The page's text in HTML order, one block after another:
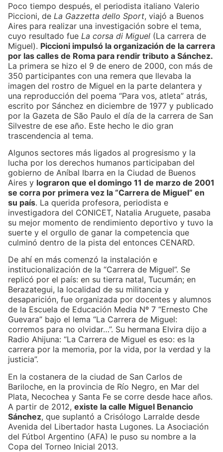
Poco tiempo después, el periodista italiano Valerio
Piccioni, de La Gazzetta dello Sport, viajó a Buenos
Aires para realizar una investigación sobre el tema,
cuyo resultado fue La corsa di Miguel (La carrera de
Miguel). Piccioni impulsó la organización de la carrera
por las calles de Roma para rendir tributo a Sánchez.
La primera se hizo el 9 de enero de 2000, con más de
350 participantes con una remera que llevaba la
imagen del rostro de Miguel en la parte delantera y
una reproducción del poema “Para vos, atleta” atrás,
escrito por Sánchez en diciembre de 1977 y publicado
por la Gazeta de São Paulo el día de la carrera de San
Silvestre de ese año. Este hecho le dio gran
trascendencia al tema.
Algunos sectores más ligados al progresismo y la
lucha por los derechos humanos participaban del
gobierno de Aníbal Ibarra en la Ciudad de Buenos
Aires y lograron que el domingo 11 de marzo de 2001
se corra por primera vez la “Carrera de Miguel” en
su país. La querida profesora, periodista e
investigadora del CONICET, Natalia Aruguete, pasaba
su mejor momento de rendimiento deportivo y tuvo la
suerte y el orgullo de ganar la competencia que
culminó dentro de la pista del entonces CENARD.
De ahí en más comenzó la instalación e
institucionalización de la “Carrera de Miguel”. Se
replicó por el país: en su tierra natal, Tucumán; en
Berazategui, la localidad de su militancia y
desaparición, fue organizada por docentes y alumnos
de la Escuela de Educación Media Nº 7 “Ernesto Che
Guevara” bajo el lema “La Carrera de Miguel:
corremos para no olvidar…”. Su hermana Elvira dijo a
Radio Ahijuna: “La Carrera de Miguel es eso: es la
carrera por la memoria, por la vida, por la verdad y la
justicia”.
En la costanera de la ciudad de San Carlos de
Bariloche, en la provincia de Río Negro, en Mar del
Plata, Necochea y Santa Fe se corre desde hace años.
A partir de 2012, existe la calle Miguel Benancio
Sánchez, que suplantó a Crisólogo Larralde desde
Avenida del Libertador hasta Lugones. La Asociación
del Fútbol Argentino (AFA) le puso su nombre a la
Copa del Torneo Inicial 2013.